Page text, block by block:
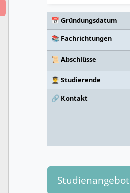
📅 Gründungsdatum
📚 Fachrichtungen
📜 Abschlüsse
👨‍🎓 Studierende
🔗 Kontakt
Studienangebot